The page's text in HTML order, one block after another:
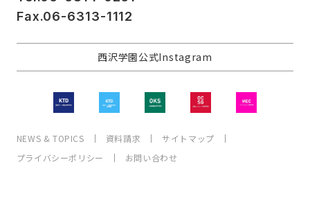
Fax.06-6313-1112
西沢学園公式Instagram
NEWS & TOPICS 資料請求
サイトマップ
プライバシーポリシー
お問い合わせ